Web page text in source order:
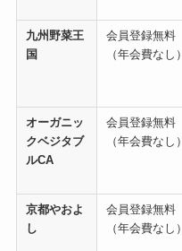
九州野菜王
国
会員登録無料
（年会費なし）
オーガニッ
クベジタブ
ルCA
会員登録無料
（年会費なし）
京都やおよ
し
会員登録無料
（年会費なし）